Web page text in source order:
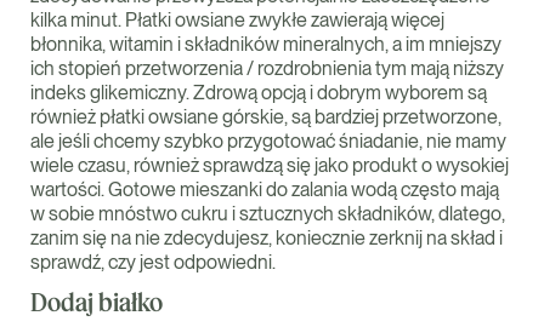
kilka minut. Płatki owsiane zwykłe zawierają więcej
błonnika, witamin i składników mineralnych, a im mniejszy
ich stopień przetworzenia / rozdrobnienia tym mają niższy
indeks glikemiczny. Zdrową opcją i dobrym wyborem są
również płatki owsiane górskie, są bardziej przetworzone,
ale jeśli chcemy szybko przygotować śniadanie, nie mamy
wiele czasu, również sprawdzą się jako produkt o wysokiej
wartości. Gotowe mieszanki do zalania wodą często mają
w sobie mnóstwo cukru i sztucznych składników, dlatego,
zanim się na nie zdecydujesz, koniecznie zerknij na skład i
sprawdź, czy jest odpowiedni.
Dodaj białko